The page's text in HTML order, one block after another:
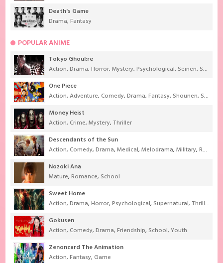
Death's Game
Drama,Fantasy
POPULAR ANIME
Tokyo Ghoul:re
Action,Drama,Horror,Mystery,Psychological, Seinen, Supernatural
One Piece
Action,Adventure, Comedy,Drama,Fantasy, Shounen, Super Power
Money Heist
Action, Crime,Mystery, Thriller
Descendants of the Sun
Action, Comedy,Drama,Medical,Melodrama,Military,Romance
Nozoki Ana
Mature,Romance, School
Sweet Home
Action,Drama,Horror,Psychological, Supernatural, Thriller
Gokusen
Action, Comedy,Drama,Friendship, School,Youth
Zenonzard The Animation
Action,Fantasy, Game